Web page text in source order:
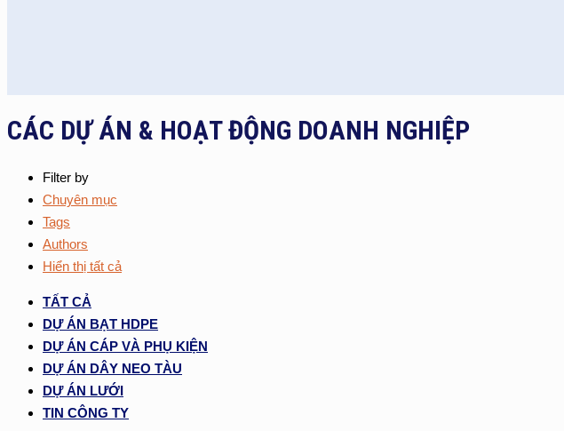
CÁC DỰ ÁN & HOẠT ĐỘNG DOANH NGHIỆP
Filter by
Chuyên mục
Tags
Authors
Hiển thị tất cả
TẤT CẢ
DỰ ÁN BẠT HDPE
DỰ ÁN CÁP VÀ PHỤ KIỆN
DỰ ÁN DÂY NEO TÀU
DỰ ÁN LƯỚI
TIN CÔNG TY